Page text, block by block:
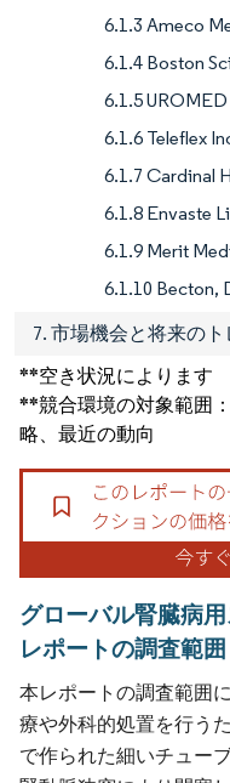
6.1.3 Ameco
6.1.4 Boston
6.1.5 UROMED
6.1.6 Teleflex
6.1.7 Cardinal
6.1.8 Envaste
6.1.9 Merit
6.1.10 Becton,
7. 市場機会と将来のト
**空き状況によります
**競合環境の対象範囲
略、最近の動向
グローバル腎臓病
レポートの調査範囲
本レポートの調査範囲
療や外科的処置を行う
で作られた細いチュー